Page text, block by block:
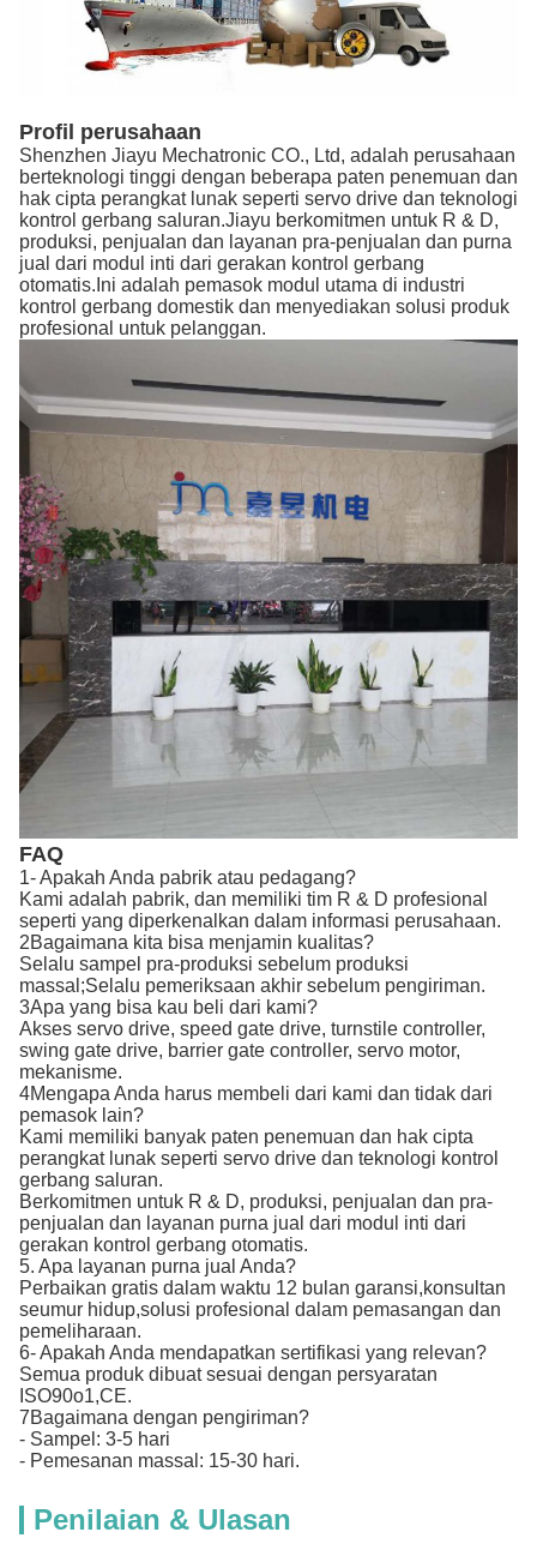
Profil perusahaan
Shenzhen Jiayu Mechatronic CO., Ltd, adalah perusahaan
berteknologi tinggi dengan beberapa paten penemuan dan
hak cipta perangkat lunak seperti servo drive dan teknologi
kontrol gerbang saluran.Jiayu berkomitmen untuk R & D,
produksi, penjualan dan layanan pra-penjualan dan purna
jual dari modul inti dari gerakan kontrol gerbang
otomatis.Ini adalah pemasok modul utama di industri
kontrol gerbang domestik dan menyediakan solusi produk
profesional untuk pelanggan.
FAQ
1- Apakah Anda pabrik atau pedagang?
Kami adalah pabrik, dan memiliki tim R & D profesional
seperti yang diperkenalkan dalam informasi perusahaan.
2Bagaimana kita bisa menjamin kualitas?
Selalu sampel pra-produksi sebelum produksi
massal;Selalu pemeriksaan akhir sebelum pengiriman.
3Apa yang bisa kau beli dari kami?
Akses servo drive, speed gate drive, turnstile controller,
swing gate drive, barrier gate controller, servo motor,
mekanisme.
4Mengapa Anda harus membeli dari kami dan tidak dari
pemasok lain?
Kami memiliki banyak paten penemuan dan hak cipta
perangkat lunak seperti servo drive dan teknologi kontrol
gerbang saluran.
Berkomitmen untuk R & D, produksi, penjualan dan pra-
penjualan dan layanan purna jual dari modul inti dari
gerakan kontrol gerbang otomatis.
5. Apa layanan purna jual Anda?
Perbaikan gratis dalam waktu 12 bulan garansi,konsultan
seumur hidup,solusi profesional dalam pemasangan dan
pemeliharaan.
6- Apakah Anda mendapatkan sertifikasi yang relevan?
Semua produk dibuat sesuai dengan persyaratan
ISO90o1,CE.
7Bagaimana dengan pengiriman?
- Sampel: 3-5 hari
- Pemesanan massal: 15-30 hari.
Penilaian & Ulasan